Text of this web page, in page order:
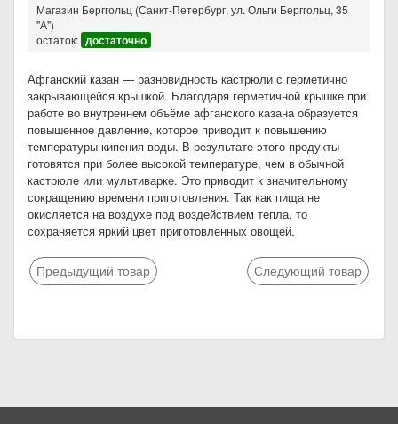
Магазин Берггольц (Санкт-Петербург, ул. Ольги Берггольц, 35
"А")
остаток: достаточно
Афганский казан — разновидность кастрюли с герметично
закрывающейся крышкой. Благодаря герметичной крышке при
работе во внутреннем объёме афганского казана образуется
повышенное давление, которое приводит к повышению
температуры кипения воды. В результате этого продукты
готовятся при более высокой температуре, чем в обычной
кастрюле или мультиварке. Это приводит к значительному
сокращению времени приготовления. Так как пища не
окисляется на воздухе под воздействием тепла, то
сохраняется яркий цвет приготовленных овощей.
Предыдущий товар Следующий товар